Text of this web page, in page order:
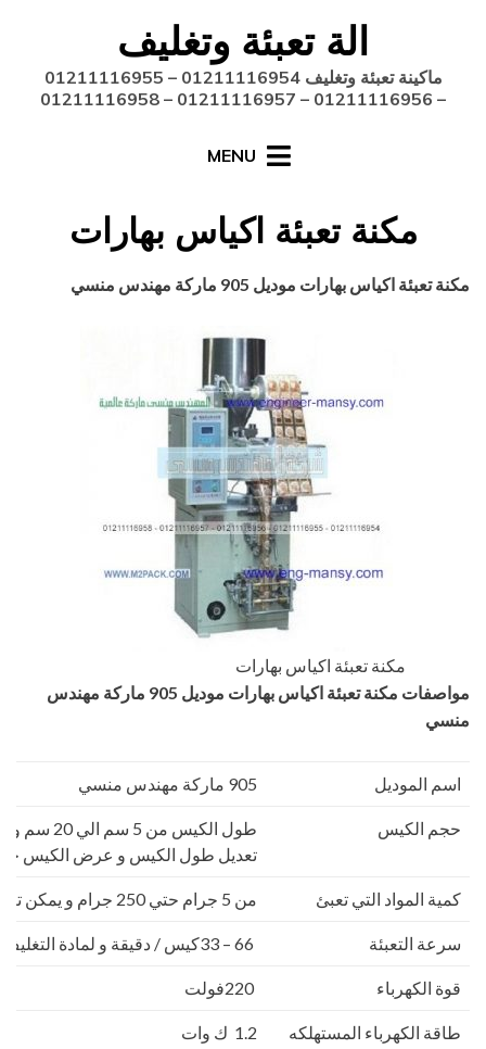
content
الة تعبئة وتغليف
ماكينة تعبئة وتغليف 01211116954 – 01211116955
– 01211116956 – 01211116957 – 01211116958
MENU
مكنة تعبئة اكياس بهارات
on مكنة تعبئة اكياس بهارات موديل 905 ماركة مهندس منسي
مكنة تعبئة اكياس بهارات
مواصفات مكنة تعبئة اكياس بهارات
موديل 905 ماركة مهندس
منسي
اسم الموديل 905 ماركة مهندس منسي
حجم الكيس
تعديل طول الكيس و عرض الكيس
كمية المواد التي تعبئ من 5 جرام حتي 250 جرام و يمكن تعديله حتي 500 جرام
سرعة التعبئة
قوة الكهرباء 220فولت
طاقة الكهرباء المستهلكه 1.2 ك وات